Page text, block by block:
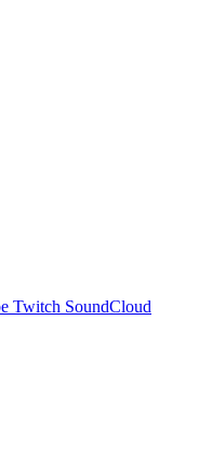
Twitch SoundCloud